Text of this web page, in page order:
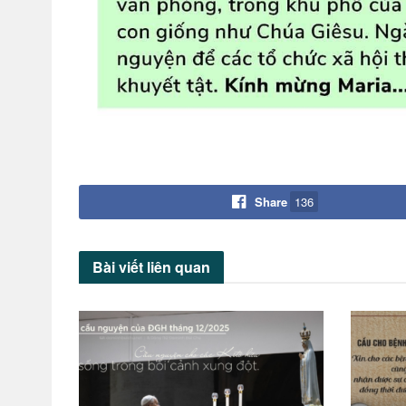
Share 136
Bài viết liên quan